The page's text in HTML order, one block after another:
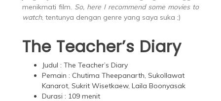
menikmati film. So, here I recommend some movies to
watch, tentunya dengan genre yang saya suka ;)
The Teacher’s Diary
Judul : The Teacher’s Diary
Pemain : Chutima Theepanarth, Sukollawat
Kanarot, Sukrit Wisetkaew, Laila Boonyasak
Durasi : 109 menit